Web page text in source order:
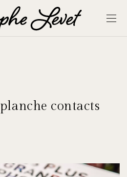
planche contacts